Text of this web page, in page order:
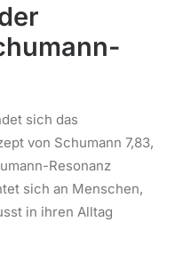
sich das
von Schumann 7,83,
Resonanz
sich an Menschen,
in ihren Alltag